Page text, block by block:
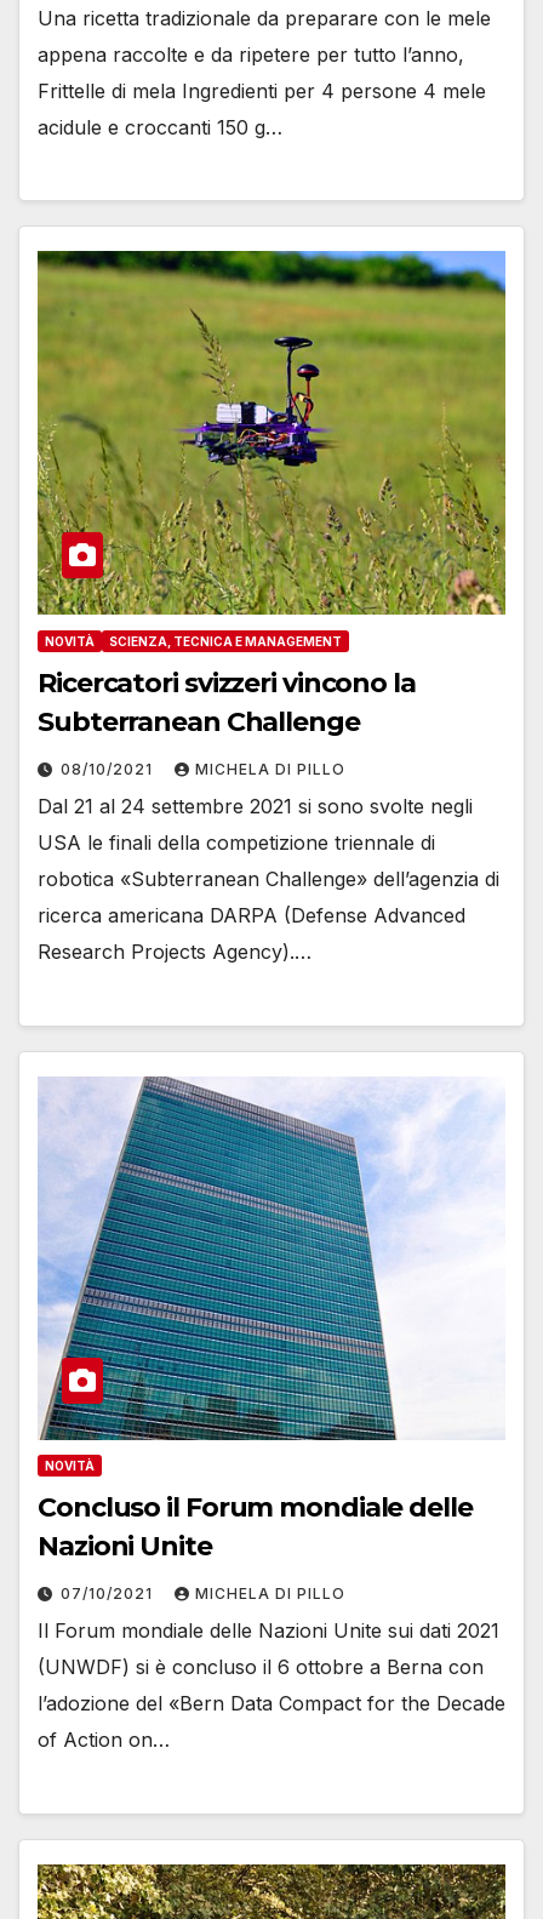
Una ricetta tradizionale da preparare con le mele
appena raccolte e da ripetere per tutto l’anno,
Frittelle di mela Ingredienti per 4 persone 4 mele
acidule e croccanti 150 g…
NOVITÀ SCIENZA, TECNICA E MANAGEMENT
Ricercatori svizzeri vincono la
Subterranean Challenge
08/10/2021 MICHELA DI PILLO
Dal 21 al 24 settembre 2021 si sono svolte negli
USA le finali della competizione triennale di
robotica «Subterranean Challenge» dell’agenzia di
ricerca americana DARPA (Defense Advanced
Research Projects Agency).…
NOVITÀ
Concluso il Forum mondiale delle
Nazioni Unite
07/10/2021 MICHELA DI PILLO
Il Forum mondiale delle Nazioni Unite sui dati 2021
(UNWDF) si è concluso il 6 ottobre a Berna con
l’adozione del «Bern Data Compact for the Decade
of Action on…